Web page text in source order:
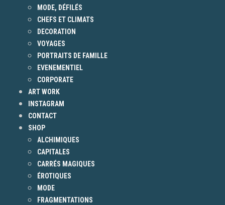
MODE, DÉFILÉS
CHEFS ET CLIMATS
DECORATION
VOYAGES
PORTRAITS DE FAMILLE
EVENEMENTIEL
CORPORATE
ART WORK
INSTAGRAM
CONTACT
SHOP
ALCHIMIQUES
CAPITALES
CARRÉS MAGIQUES
ÉROTIQUES
MODE
FRAGMENTATIONS